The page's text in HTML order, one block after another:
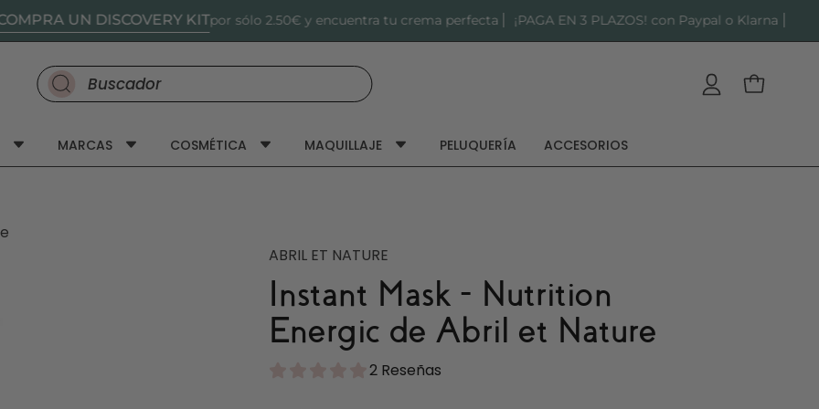
UN DISCOVERY KITpor sólo 2.50€ y encuentra tu crema perfecta ¡PAGA EN 3 PLAZOS! con Paypal o Klarna
Buscar productos en nuestro sitio Mi cuentaCarro
MARCAS COSMÉTICA MAQUILLAJE PELUQUERÍA ACCESORIOS
ABRIL ET NATURE
Instant Mask - Nutrition
Energic de Abril et Nature
2 Reseñas